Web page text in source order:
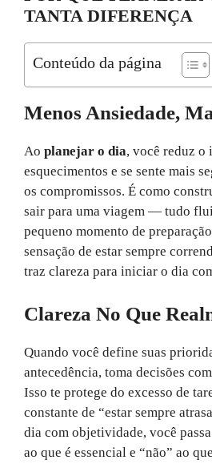
TANTA DIFERENÇA
Conteúdo da página
Menos Ansiedade,
Ao planejar o dia, você reduz
esquecimentos e se sente mais
os compromissos. É como
sair para uma viagem — tudo
pequeno momento de
sensação de estar sempre
traz clareza para iniciar o dia
Clareza No Que
Quando você define suas
antecedência, toma decisões
Isso te protege do excesso de
constante de “estar sempre
dia com objetividade, você
ao que é essencial e “não” ao